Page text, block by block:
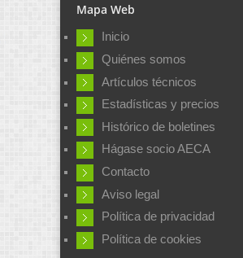
Mapa Web
Inicio
Quiénes somos
Artículos técnicos
Estadísticas y precios
Histórico de boletines
Hágase socio AECA
Contacto
Aviso legal
Política de privacidad
Política de cookies